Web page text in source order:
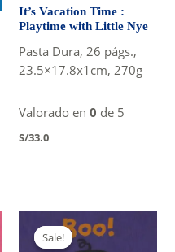
It’s Vacation Time :
Playtime with Little Nye
Pasta Dura, 26 págs.,
23.5×17.8x1cm, 270g
Valorado en 0 de 5
S/33.0
Sale!
Sale!